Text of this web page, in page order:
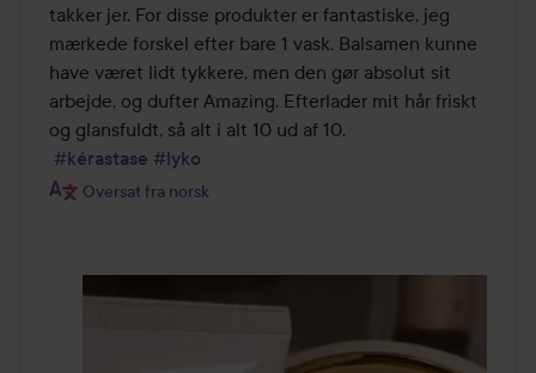
takker jer. For disse produkter er fantastiske, jeg
mærkede forskel efter bare 1 vask. Balsamen kunne
have været lidt tykkere, men den gør absolut sit
arbejde, og dufter Amazing. Efterlader mit hår friskt
og glansfuldt, så alt i alt 10 ud af 10.
#kérastase #lyko
Oversat fra norsk